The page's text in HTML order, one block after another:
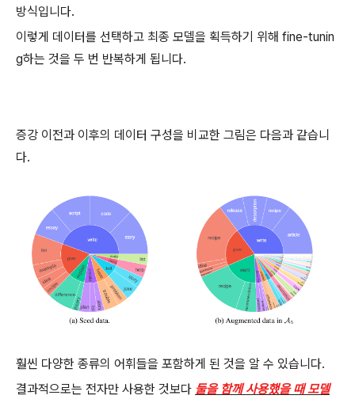
방식입니다.
이렇게 데이터를 선택하고 최종 모델을 획득하기 위해 fine-tunin
g하는 것을 두 번 반복하게 됩니다.
증강 이전과 이후의 데이터 구성을 비교한 그림은 다음과 같습니
다.
훨씬 다양한 종류의 어휘들을 포함하게 된 것을 알 수 있습니다.
결과적으로는 전자만 사용한 것보다 둘을 함께 사용했을 때 모델